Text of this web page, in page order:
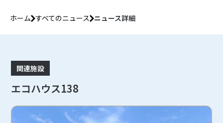
ホーム すべてのニュース ニュース詳細
関連施設
エコハウス138